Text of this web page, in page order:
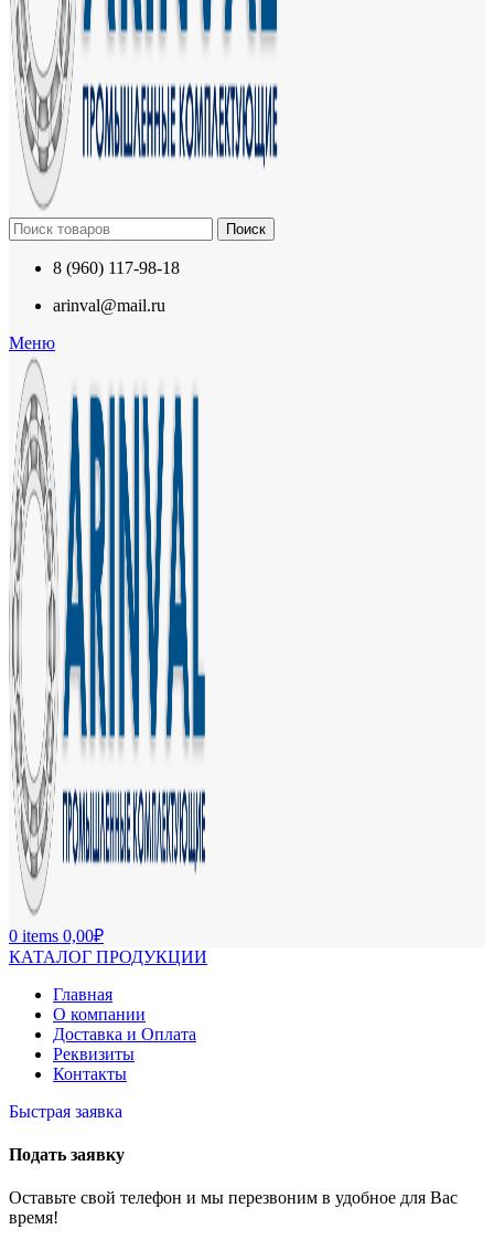
Поиск
8 (960) 117-98-18
arinval@mail.ru
Меню
0 items 0,00₽
КАТАЛОГ ПРОДУКЦИИ
Главная
О компании
Доставка и Оплата
Реквизиты
Контакты
Быстрая заявка
Подать заявку
Оставьте свой телефон и мы перезвоним в удобное для Вас
время!